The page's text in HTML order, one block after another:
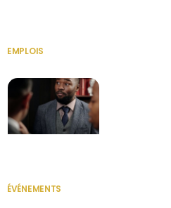
EMPLOIS
ÉVÉNEMENTS